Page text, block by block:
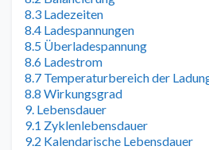
8.3 Ladezeiten
8.4 Ladespannungen
8.5 Überladespannung
8.6 Ladestrom
8.7 Temperaturbereich der
8.8 Wirkungsgrad
9. Lebensdauer
9.1 Zyklenlebensdauer
9.2 Kalendarische Lebensdauer